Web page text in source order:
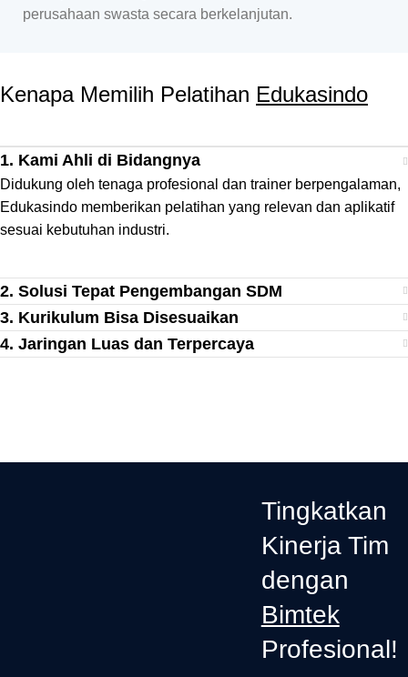
perusahaan swasta secara berkelanjutan.
Kenapa Memilih Pelatihan Edukasindo
1. Kami Ahli di Bidangnya
Didukung oleh tenaga profesional dan trainer berpengalaman,
Edukasindo memberikan pelatihan yang relevan dan aplikatif
sesuai kebutuhan industri.
2. Solusi Tepat Pengembangan SDM
3. Kurikulum Bisa Disesuaikan
4. Jaringan Luas dan Terpercaya
Tingkatkan
Kinerja Tim
dengan
Bimtek
Profesional!